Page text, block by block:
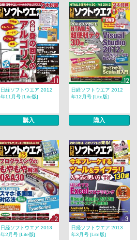
日経ソフトウエア 2012
年11月号 [Lite版]
購入
日経ソフトウエア 2012
年12月号 [Lite版]
購入
日経ソフトウエア 2013
年2月号 [Lite版]
日経ソフトウエア 2013
年3月号 [Lite版]